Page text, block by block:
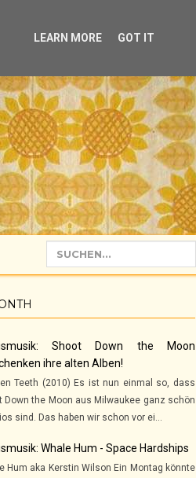
Shoot Down the Moon
ihre alten Alben!
Teeth (2010) Es ist nun einmal so, dass
Down the Moon aus Milwaukee ganz schön
sind. Das haben wir schon vor ei...
Whale Hum - Space Hardships
Hum aka Kerstin Wilson Ein Montag könnte
LEARN MORE GOT IT